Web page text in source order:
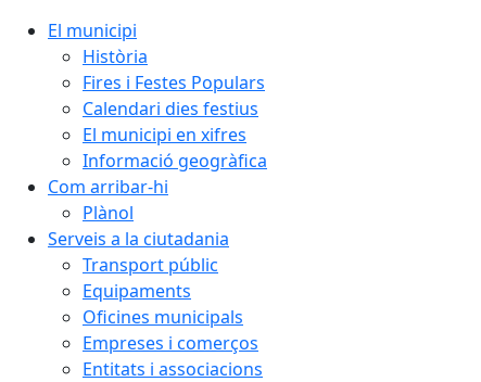
El municipi
Història
Fires i Festes Populars
Calendari dies festius
El municipi en xifres
Informació geogràfica
Com arribar-hi
Plànol
Serveis a la ciutadania
Transport públic
Equipaments
Oficines municipals
Empreses i comerços
Entitats i associacions